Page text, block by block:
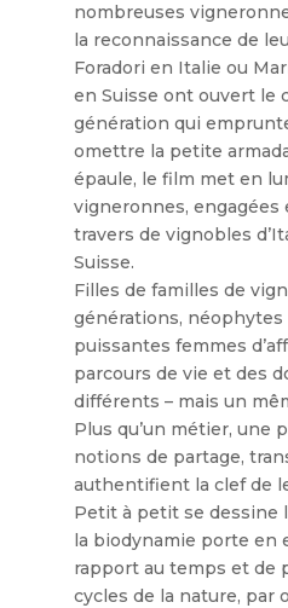
nombreuses
la reconnaissance de
Foradori en Italie ou
en Suisse ont ouvert le
génération qui
omettre la petite
épaule, le film met en
vigneronnes, engagées
travers de vignobles
Suisse.
Filles de familles de
générations,
puissantes femmes
parcours de vie et des
différents – mais un
Plus qu’un métier, une
notions de partage,
authentifient la clef de
Petit à petit se dessine
la biodynamie porte en
rapport au temps et de
cycles de la nature, par